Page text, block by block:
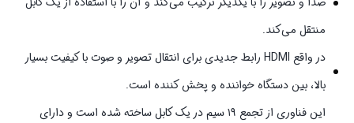
منتقل می‌کند.
در واقع HDMI رابط جدیدی برای انتقال تصویر و صوت با کیفیت بسیار
بالا، بین دستگاه خواننده و پخش کننده است.
این فناوری از تجمع ۱۹ سیم در یک کابل ساخته شده است و دارای